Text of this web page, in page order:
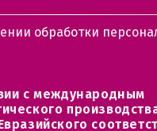
обработки
с международным